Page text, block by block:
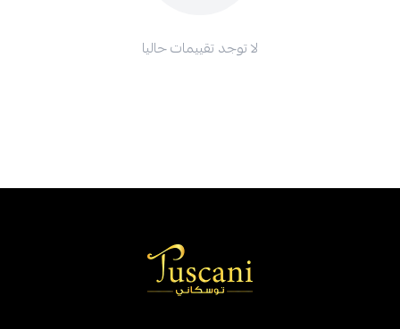
لا توجد تقييمات حاليا